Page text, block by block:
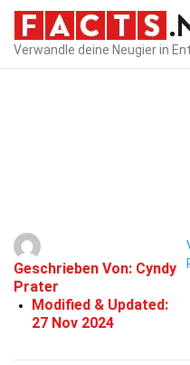
Verwandle deine Neugier in
Geschrieben Von: Cyndy
Prater
Modified & Updated:
27 Nov 2024